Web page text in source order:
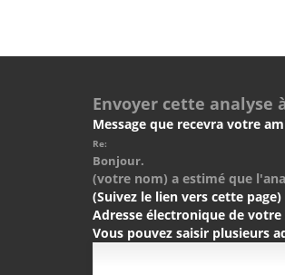
Envoyer cette analyse
Message que recevra votre
Re:
Bonjour.
(votre nom) a estimé que
(Suivez le lien vers cette page)
Adresse électronique de votre
Vous pouvez saisir plusieurs